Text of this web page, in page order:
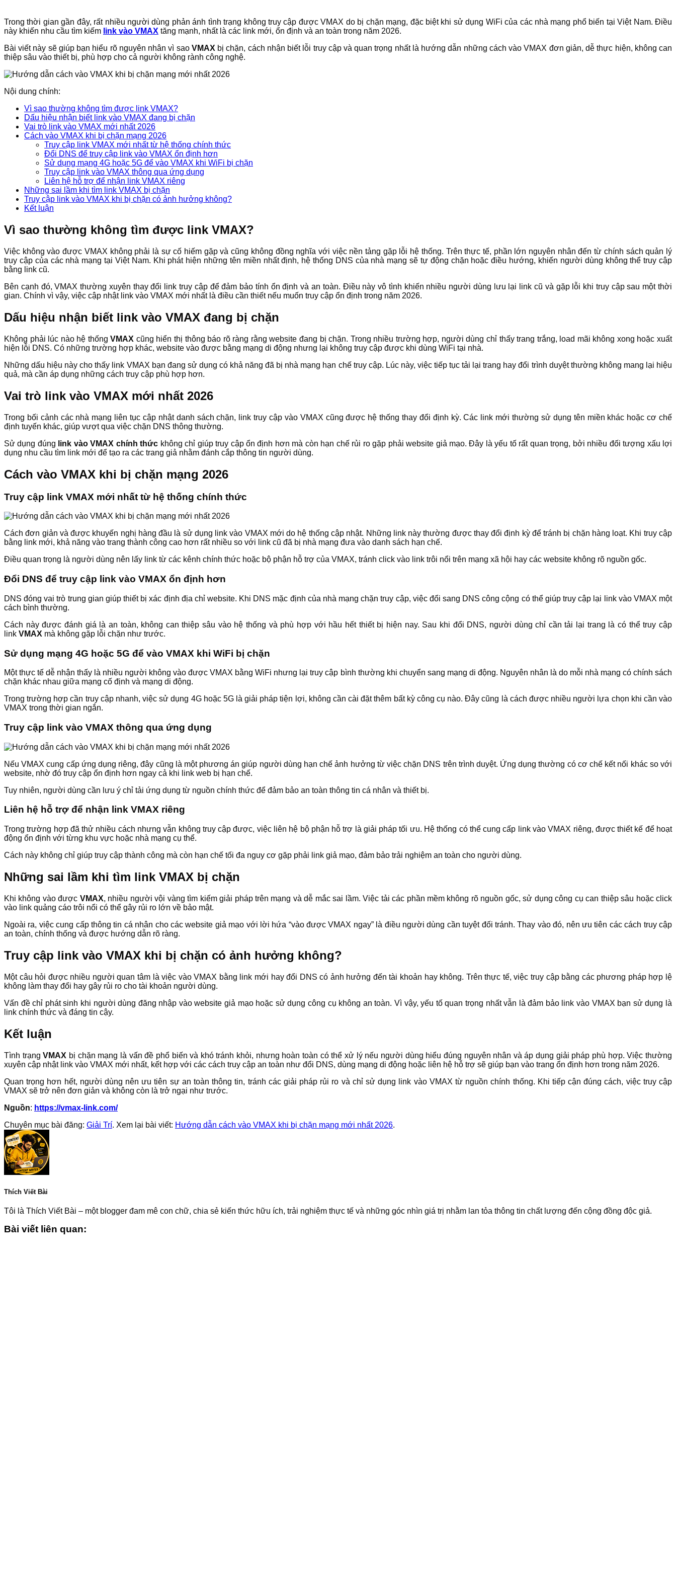
Trong thời gian gần đây, rất nhiều người dùng phản ánh tình trạng không truy cập được VMAX do bị chặn mạng, đặc biệt khi sử dụng WiFi của các nhà mạng phổ biến tại Việt Nam. Điều
này khiến nhu cầu tìm kiếm link vào VMAX tăng mạnh, nhất là các link mới, ổn định và an toàn trong năm 2026.
Bài viết này sẽ giúp bạn hiểu rõ nguyên nhân vì sao VMAXbị chặn, cách nhận biết lỗi truy cập và quan trọng nhất là hướng dẫn những cách vào VMAX đơn giản, dễ thực hiện, không can
thiệp sâu vào thiết bị, phù hợp cho cả người không rành công nghệ.
Nội dung chính:
Vì sao thường không tìm được link VMAX?
Dấu hiệu nhận biết link vào VMAX đang bị chặn
Vai trò link vào VMAX mới nhất 2026
Cách vào VMAX khi bị chặn mạng 2026
Truy cập link VMAX mới nhất từ hệ thống chính thức
Đổi DNS để truy cập link vào VMAX ổn định hơn
Sử dụng mạng 4G hoặc 5G để vào VMAX khi WiFi bị chặn
Truy cập link vào VMAX thông qua ứng dụng
Liên hệ hỗ trợ để nhận link VMAX riêng
Những sai lầm khi tìm link VMAX bị chặn
Truy cập link vào VMAX khi bị chặn có ảnh hưởng không?
Kết luận
Vì sao thường không tìm được link VMAX?
Việc không vào được VMAX không phải là sự cố hiếm gặp và cũng không đồng nghĩa với việc nền tảng gặp lỗi hệ thống. Trên thực tế, phần lớn nguyên nhân đến từ chính sách quản lý
truy cập của các nhà mạng tại Việt Nam. Khi phát hiện những tên miền nhất định, hệ thống DNS của nhà mạng sẽ tự động chặn hoặc điều hướng, khiến người dùng không thể truy cập
bằng link cũ.
Bên cạnh đó, VMAX thường xuyên thay đổi link truy cập để đảm bảo tính ổn định và an toàn. Điều này vô tình khiến nhiều người dùng lưu lại link cũ và gặp lỗi khi truy cập sau một thời
gian. Chính vì vậy, việc cập nhật link vào VMAX mới nhất là điều cần thiết nếu muốn truy cập ổn định trong năm 2026.
Dấu hiệu nhận biết link vào VMAX đang bị chặn
Không phải lúc nào hệ thốngVMAX cũng hiển thị thông báo rõ ràng rằng website đang bị chặn. Trong nhiều trường hợp, người dùng chỉ thấy trang trắng, load mãi không xong hoặc xuất
hiện lỗi DNS. Có những trường hợp khác, website vào được bằng mạng di động nhưng lại không truy cập được khi dùng WiFi tại nhà.
Những dấu hiệu này cho thấy link VMAX bạn đang sử dụng có khả năng đã bị nhà mạng hạn chế truy cập. Lúc này, việc tiếp tục tải lại trang hay đổi trình duyệt thường không mang lại hiệu
quả, mà cần áp dụng những cách truy cập phù hợp hơn.
Vai trò link vào VMAX mới nhất 2026
Trong bối cảnh các nhà mạng liên tục cập nhật danh sách chặn, link truy cập vào VMAX cũng được hệ thống thay đổi định kỳ. Các link mới thường sử dụng tên miền khác hoặc cơ chế
định tuyến khác, giúp vượt qua việc chặn DNS thông thường.
Sử dụng đúng link vào VMAX chính thức không chỉ giúp truy cập ổn định hơn mà còn hạn chế rủi ro gặp phải website giả mạo. Đây là yếu tố rất quan trọng, bởi nhiều đối tượng xấu lợi
dụng nhu cầu tìm link mới để tạo ra các trang giả nhằm đánh cắp thông tin người dùng.
Cách vào VMAX khi bị chặn mạng 2026
Truy cập link VMAX mới nhất từ hệ thống chính thức
Cách đơn giản và được khuyến nghị hàng đầu là sử dụng link vào VMAX mới do hệ thống cập nhật. Những link này thường được thay đổi định kỳ để tránh bị chặn hàng loạt. Khi truy cập
bằng link mới, khả năng vào trang thành công cao hơn rất nhiều so với link cũ đã bị nhà mạng đưa vào danh sách hạn chế.
Điều quan trọng là người dùng nên lấy link từ các kênh chính thức hoặc bộ phận hỗ trợ của VMAX, tránh click vào link trôi nổi trên mạng xã hội hay các website không rõ nguồn gốc.
Đổi DNS để truy cập link vào VMAX ổn định hơn
DNS đóng vai trò trung gian giúp thiết bị xác định địa chỉ website. Khi DNS mặc định của nhà mạng chặn truy cập, việc đổi sang DNS công cộng có thể giúp truy cập lại link vào VMAX một
cách bình thường.
Cách này được đánh giá là an toàn, không can thiệp sâu vào hệ thống và phù hợp với hầu hết thiết bị hiện nay. Sau khi đổi DNS, người dùng chỉ cần tải lại trang là có thể truy cập
link VMAX mà không gặp lỗi chặn như trước.
Sử dụng mạng 4G hoặc 5G để vào VMAX khi WiFi bị chặn
Một thực tế dễ nhận thấy là nhiều người không vào được VMAX bằng WiFi nhưng lại truy cập bình thường khi chuyển sang mạng di động. Nguyên nhân là do mỗi nhà mạng có chính sách
chặn khác nhau giữa mạng cố định và mạng di động.
Trong trường hợp cần truy cập nhanh, việc sử dụng 4G hoặc 5G là giải pháp tiện lợi, không cần cài đặt thêm bất kỳ công cụ nào. Đây cũng là cách được nhiều người lựa chọn khi cần vào
VMAX trong thời gian ngắn.
Truy cập link vào VMAX thông qua ứng dụng
Nếu VMAX cung cấp ứng dụng riêng, đây cũng là một phương án giúp người dùng hạn chế ảnh hưởng từ việc chặn DNS trên trình duyệt. Ứng dụng thường có cơ chế kết nối khác so với
website, nhờ đó truy cập ổn định hơn ngay cả khi link web bị hạn chế.
Tuy nhiên, người dùng cần lưu ý chỉ tải ứng dụng từ nguồn chính thức để đảm bảo an toàn thông tin cá nhân và thiết bị.
Liên hệ hỗ trợ để nhận link VMAX riêng
Trong trường hợp đã thử nhiều cách nhưng vẫn không truy cập được, việc liên hệ bộ phận hỗ trợ là giải pháp tối ưu. Hệ thống có thể cung cấp link vào VMAX riêng, được thiết kế để hoạt
động ổn định với từng khu vực hoặc nhà mạng cụ thể.
Cách này không chỉ giúp truy cập thành công mà còn hạn chế tối đa nguy cơ gặp phải link giả mạo, đảm bảo trải nghiệm an toàn cho người dùng.
Những sai lầm khi tìm link VMAX bị chặn
Khi không vào được VMAX, nhiều người vội vàng tìm kiếm giải pháp trên mạng và dễ mắc sai lầm. Việc tải các phần mềm không rõ nguồn gốc, sử dụng công cụ can thiệp sâu hoặc click
vào link quảng cáo trôi nổi có thể gây rủi ro lớn về bảo mật.
Ngoài ra, việc cung cấp thông tin cá nhân cho các website giả mạo với lời hứa “vào được VMAX ngay” là điều người dùng cần tuyệt đối tránh. Thay vào đó, nên ưu tiên các cách truy cập
an toàn, chính thống và được hướng dẫn rõ ràng.
Truy cập link vào VMAX khi bị chặn có ảnh hưởng không?
Một câu hỏi được nhiều người quan tâm là việc vào VMAX bằng link mới hay đổi DNS có ảnh hưởng đến tài khoản hay không. Trên thực tế, việc truy cập bằng các phương pháp hợp lệ
không làm thay đổi hay gây rủi ro cho tài khoản người dùng.
Vấn đề chỉ phát sinh khi người dùng đăng nhập vào website giả mạo hoặc sử dụng công cụ không an toàn. Vì vậy, yếu tố quan trọng nhất vẫn là đảm bảo link vào VMAX bạn sử dụng là
link chính thức và đáng tin cậy.
Kết luận
Tình trạngVMAX bị chặn mạng là vấn đề phổ biến và khó tránh khỏi, nhưng hoàn toàn có thể xử lý nếu người dùng hiểu đúng nguyên nhân và áp dụng giải pháp phù hợp. Việc thường
xuyên cập nhật link vào VMAX mới nhất, kết hợp với các cách truy cập an toàn như đổi DNS, dùng mạng di động hoặc liên hệ hỗ trợ sẽ giúp bạn vào trang ổn định hơn trong năm 2026.
Quan trọng hơn hết, người dùng nên ưu tiên sự an toàn thông tin, tránh các giải pháp rủi ro và chỉ sử dụng link vào VMAX từ nguồn chính thống. Khi tiếp cận đúng cách, việc truy cập
VMAX sẽ trở nên đơn giản và không còn là trở ngại như trước.
Nguồn: https://vmax-link.com/
Chuyên mục bài đăng: Giải Trí. Xem lại bài viết: Hướng dẫn cách vào VMAX khi bị chặn mạng mới nhất 2026.
Thích Viết Bài
Tôi là Thích Viết Bài – một blogger đam mê con chữ, chia sẻ kiến thức hữu ích, trải nghiệm thực tế và những góc nhìn giá trị nhằm lan tỏa thông tin chất lượng đến cộng đồng độc giả.
Bài viết liên quan: